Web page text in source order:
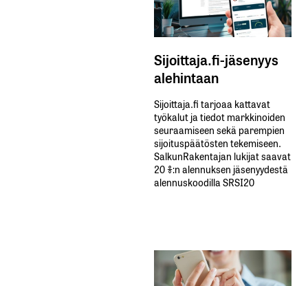
Sijoittaja.fi-jäsenyys
alehintaan
Sijoittaja.fi tarjoaa kattavat
työkalut ja tiedot markkinoiden
seuraamiseen sekä parempien
sijoituspäätösten tekemiseen.
SalkunRakentajan lukijat saavat
20 %:n alennuksen jäsenyydestä
alennuskoodilla SRSI20